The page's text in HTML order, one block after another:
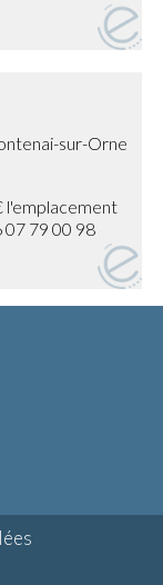
sur-Orne
l'emplacement
07 79 00 98